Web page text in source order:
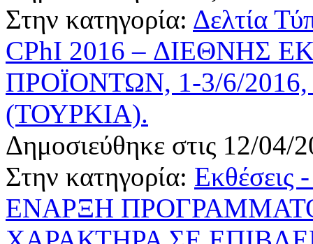
Στην κατηγορία: Δελτία
CPhI 2016 – ΔΙΕΘΝΗΣ
ΠΡΟΪΟΝΤΩΝ, 1-3/6/
(ΤΟΥΡΚΙΑ).
Δημοσιεύθηκε στις 12/04/
Στην κατηγορία: Εκθέσεις
ΕΝΑΡΞΗ